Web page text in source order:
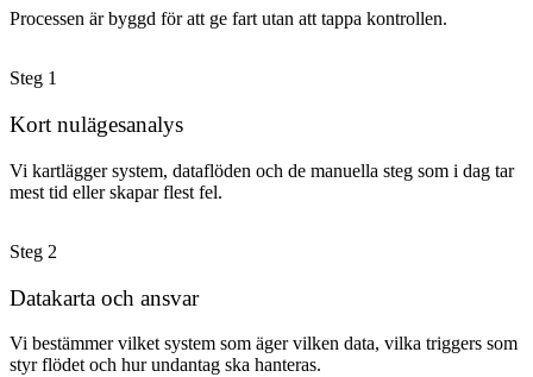
Processen är byggd för att ge fart utan att tappa kontrollen.
Steg 1
Kort nulägesanalys
Vi kartlägger system, dataflöden och de manuella steg som i dag tar
mest tid eller skapar flest fel.
Steg 2
Datakarta och ansvar
Vi bestämmer vilket system som äger vilken data, vilka triggers som
styr flödet och hur undantag ska hanteras.